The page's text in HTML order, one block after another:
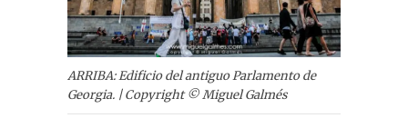
ARRIBA: Edificio del antiguo Parlamento de
Georgia. | Copyright © Miguel Galmés